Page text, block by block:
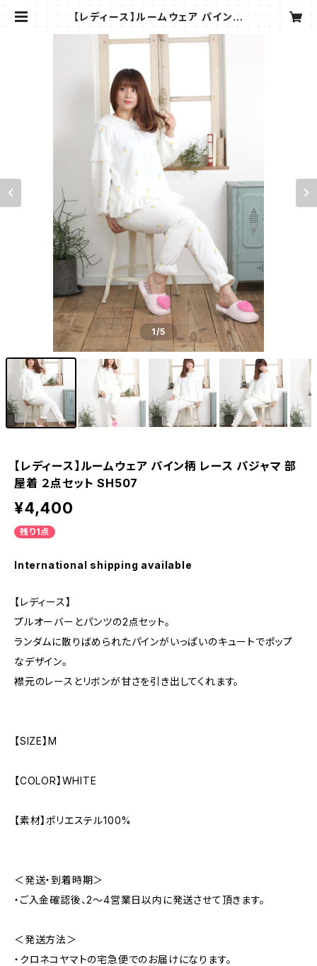
【レディース】ルームウェア パイン柄
H507 | SHELL FLAN/シェルフラン
1/5
【レディース】ルームウェア パイン柄 レース パジャマ 部
屋着 ２点セット SH507
¥4,400
残り1点
International shipping available
【レディース】
プルオーバーとパンツの2点セット。
ランダムに散りばめられたパインがいっぱいのキュートでポップ
なデザイン。
襟元のレースとリボンが甘さを引き出してくれます。
【SIZE】M
【COLOR】WHITE
【素材】ポリエステル100%
＜発送・到着時期＞
・ご入金確認後、2～4営業日以内に発送させて頂きます。
＜発送方法＞
・クロネコヤマトの宅急便でのお届けになります。